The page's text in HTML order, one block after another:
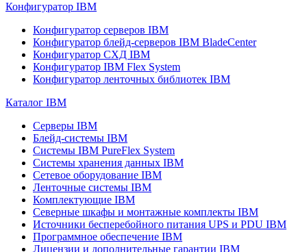
Конфигуратор IBM
Конфигуратор серверов IBM
Конфигуратор блейд-серверов IBM BladeCenter
Конфигуратор СХД IBM
Конфигуратор IBM Flex System
Конфигуратор ленточных библиотек IBM
Каталог IBM
Серверы IBM
Блейд-системы IBM
Системы IBM PureFlex System
Системы хранения данных IBM
Сетевое оборудование IBM
Ленточные системы IBM
Комплектующие IBM
Северные шкафы и монтажные комплекты IBM
Источники бесперебойного питания UPS и PDU IBM
Программное обеспечение IBM
Лицензии и дополнительные гарантии IBM